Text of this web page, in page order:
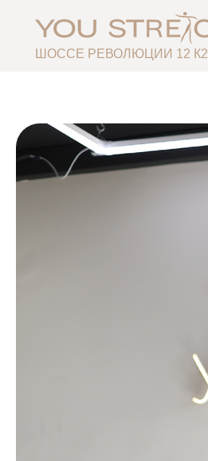
ШОССЕ РЕВОЛЮЦИИ 12 К2